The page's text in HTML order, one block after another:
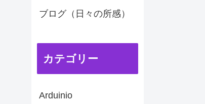
ブログ（日々の所感）
カテゴリー
Arduinio